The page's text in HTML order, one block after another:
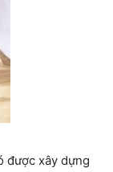
được xây dựng